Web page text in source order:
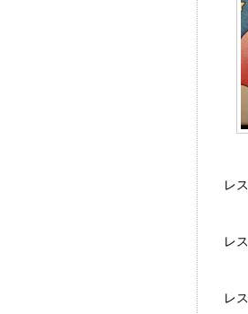
レ
レ
レ